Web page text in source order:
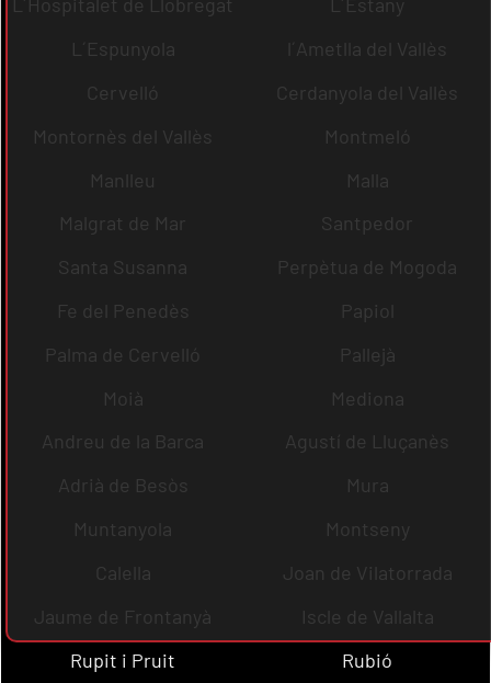
L´Espunyola
l´Ametlla del Vallès
Cervelló
Cerdanyola del Vallès
Montornès del Vallès
Montmeló
Manlleu
Malla
Malgrat de Mar
Santpedor
Santa Susanna
Perpètua de Mogoda
Fe del Penedès
Papiol
Palma de Cervelló
Pallejà
Moià
Mediona
Andreu de la Barca
Agustí de Lluçanès
Adrià de Besòs
Mura
Muntanyola
Montseny
Calella
Joan de Vilatorrada
Jaume de Frontanyà
Iscle de Vallalta
Rupit i Pruit
Rubió